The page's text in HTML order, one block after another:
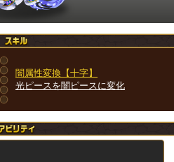
闇属性変換【十字】
光ピースを闇ピースに変化